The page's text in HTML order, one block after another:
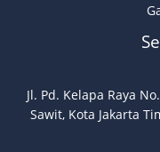
Jl. Pd. Kelapa Raya
Sawit, Kota Jakarta